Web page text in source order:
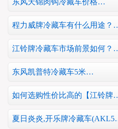
程力威牌冷藏车有什么用途？
江铃牌冷藏车市场前景如何？
东风凯普特冷藏车5米…
如何选购性价比高的【江铃牌
夏日炎炎,开乐牌冷藏车